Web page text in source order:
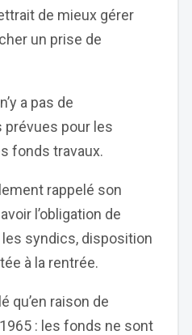
de mieux gérer
un prise de
a pas de
pour les
fonds travaux.
rappelé son
l’obligation de
syndics, disposition
à la rentrée.
qu’en raison de
1965 : les fonds ne sont